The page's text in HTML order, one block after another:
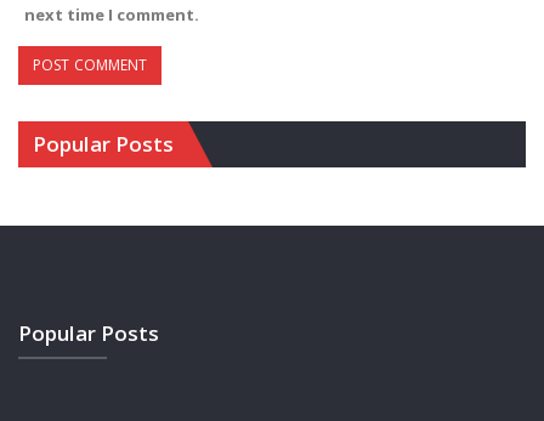
next time I comment.
Popular Posts
Popular Posts